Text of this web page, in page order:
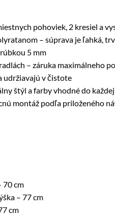
pohoviek, 2 kresiel a
– súprava je ľahká,
5 mm
– záruka maximálneho
udržiavajú v čistote
štýl a farby vhodné do
montáž podľa priloženého
70 cm
– 77 cm
cm